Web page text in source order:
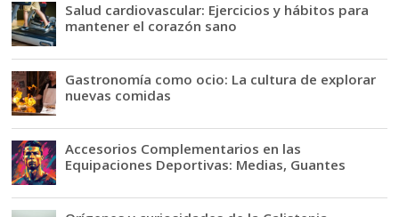
Salud cardiovascular: Ejercicios y hábitos para
mantener el corazón sano
Gastronomía como ocio: La cultura de explorar
nuevas comidas
Accesorios Complementarios en las
Equipaciones Deportivas: Medias, Guantes